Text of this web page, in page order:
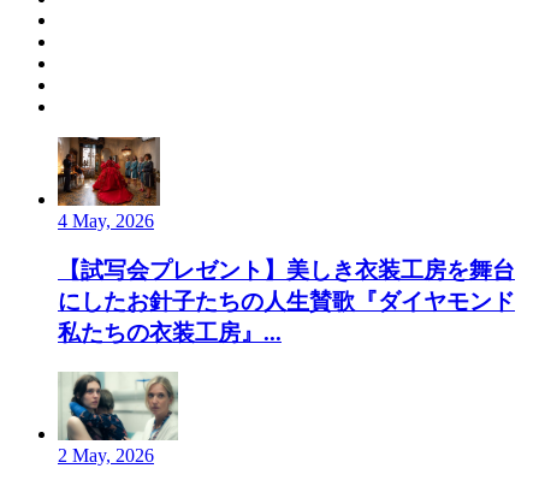
4 May, 2026
【試写会プレゼント】美しき衣装工房を舞台
にしたお針子たちの人生賛歌『ダイヤモンド
私たちの衣装工房』...
2 May, 2026